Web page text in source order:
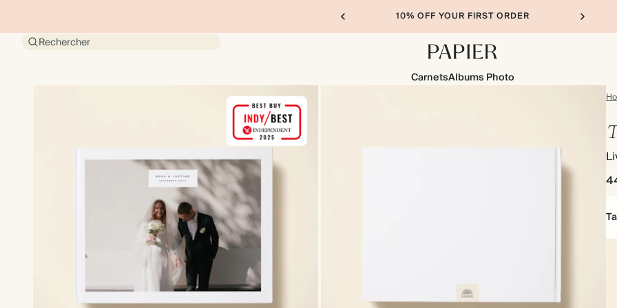
10% OFF YOUR FIRST ORDER
Rechercher
CarnetsAlbums Photo